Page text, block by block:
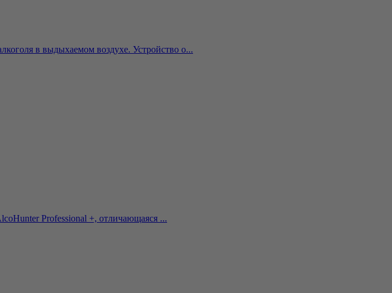
в выдыхаемом воздухе. Устройство о...
Professional +, отличающаяся ...